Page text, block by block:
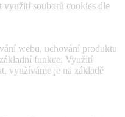
využití souborů cookies dle
webu, uchování produktu
funkce. Využití
využíváme je na základě